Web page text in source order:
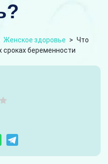
Женское здоровье > Что
сроках беременности